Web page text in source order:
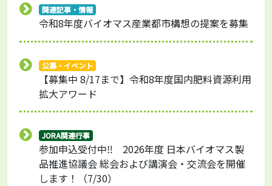
関連記事・情報
令和8年度バイオマス産業都市構想の提案を募集
公募・イベント
【募集中 8/17まで】令和8年度国内肥料資源利用
拡大アワード
JORA関連行事
参加申込受付中‼ 2026年度 日本バイオマス製
品推進協議会 総会および講演会・交流会を開催
します！（7/30）